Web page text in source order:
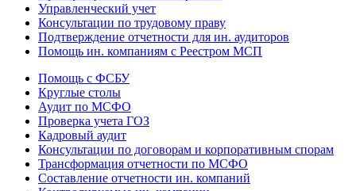
Управленческий учет
Консультации по трудовому праву
Подтверждение отчетности для ин. аудиторов
Помощь ин. компаниям с Реестром МСП
Помощь с ФСБУ
Круглые столы
Аудит по МСФО
Проверка учета ГОЗ
Кадровый аудит
Консультации по договорам и корпоративным спорам
Трансформация отчетности по МСФО
Составление отчетности ин. компаний